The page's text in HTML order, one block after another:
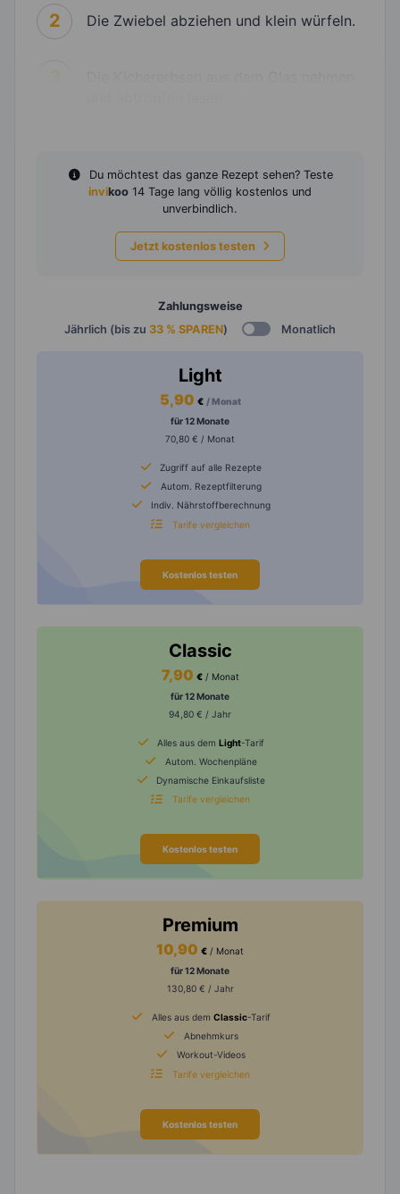
2 Die Zwiebel abziehen und klein würfeln.
Du möchtest das ganze Rezept sehen? Teste
invikoo 14 Tage lang völlig kostenlos und
unverbindlich.
Jetzt kostenlos testen
Zahlungsweise
Jährlich (bis zu 33 % SPAREN) Monatlich
Light
5,90 € / Monat
für 12 Monate
70,80 € / Monat
Zugriff auf alle Rezepte
Autom. Rezeptfilterung
Indiv. Nährstoffberechnung
Tarife vergleichen
Kostenlos testen
Classic
7,90 € / Monat
für 12 Monate
94,80 € / Jahr
Alles aus dem Light-Tarif
Autom. Wochenpläne
Dynamische Einkaufsliste
Tarife vergleichen
Kostenlos testen
Premium
10,90 € / Monat
für 12 Monate
130,80 € / Jahr
Alles aus dem Classic-Tarif
Abnehmkurs
Workout-Videos
Tarife vergleichen
Kostenlos testen